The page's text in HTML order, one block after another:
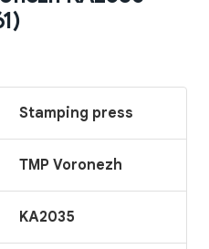
Stamping press
TMP Voronezh
KA2035